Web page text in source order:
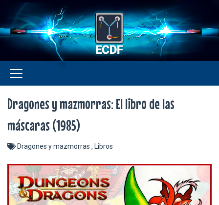
Dragones y mazmorras: El libro de las
máscaras (1985)
Dragones y mazmorras , Libros